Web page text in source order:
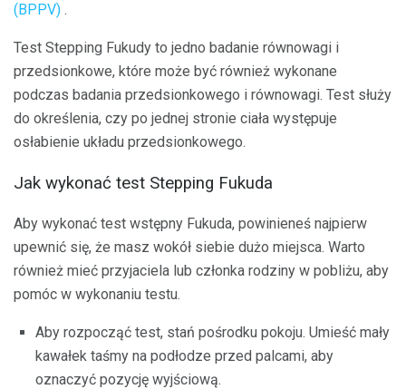
(BPPV) .
Test Stepping Fukudy to jedno badanie równowagi i
przedsionkowe, które może być również wykonane
podczas badania przedsionkowego i równowagi. Test służy
do określenia, czy po jednej stronie ciała występuje
osłabienie układu przedsionkowego.
Jak wykonać test Stepping Fukuda
Aby wykonać test wstępny Fukuda, powinieneś najpierw
upewnić się, że masz wokół siebie dużo miejsca. Warto
również mieć przyjaciela lub członka rodziny w pobliżu, aby
pomóc w wykonaniu testu.
Aby rozpocząć test, stań pośrodku pokoju. Umieść mały
kawałek taśmy na podłodze przed palcami, aby
oznaczyć pozycję wyjściową.